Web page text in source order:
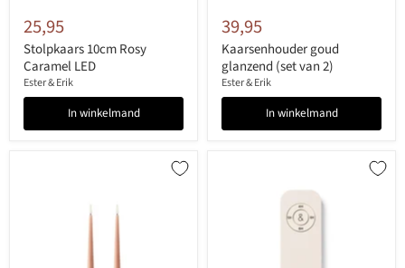
25,95
Stolpkaars 10cm Rosy
Caramel LED
Ester & Erik
In winkelmand
39,95
Kaarsenhouder goud
glanzend (set van 2)
Ester & Erik
In winkelmand